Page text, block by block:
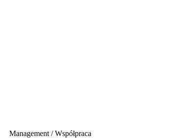
Management / Współpraca